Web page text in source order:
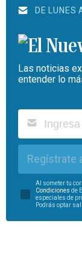
DE LUNES
Las noticias
entender lo
Regístrate
Al someter tu
Condiciones de
especiales de
Podrás optar